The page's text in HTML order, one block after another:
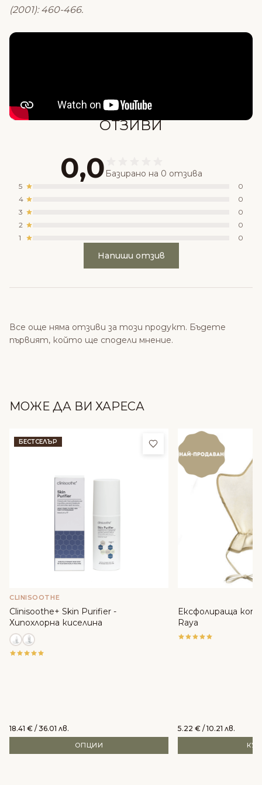
(2001): 460-466.
ОТЗИВИ
0,0 Базирано на 0 отзива
5
0
4
0
3
0
2
0
1
0
Напиши отзив
Все още няма отзиви за този продукт. Бъдете
първият, който ще сподели мнение.
МОЖЕ ДА ВИ ХАРЕСА
БЕСТСЕЛЪР Добави в любими
CLINISOOTHE
Clinisoothe+ Skin Purifier -
Хипохлорна киселина
18.41 € / 36.01 лв.
ОПЦИИ
Ексфолираща
Raya
5.22 € / 10.21 лв.